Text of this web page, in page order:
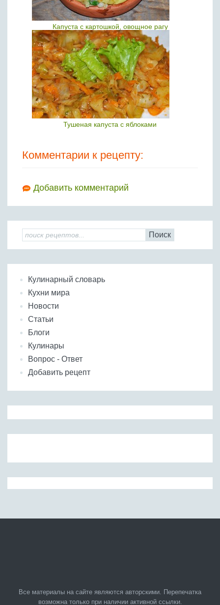
Капуста с картошкой, овощное рагу
Тушеная капуста с яблоками
Комментарии к рецепту:
Добавить комментарий
Поиск
Кулинарный словарь
Кухни мира
Новости
Статьи
Блоги
Кулинары
Вопрос - Ответ
Добавить рецепт
Все материалы на сайте являются авторскими. Перепечатка
возможна только при наличии активной ссылки.